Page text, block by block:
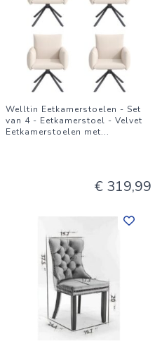
Welltin Eetkamerstoelen - Set
van 4 - Eetkamerstoel - Velvet
Eetkamerstoelen met...
€ 319,99